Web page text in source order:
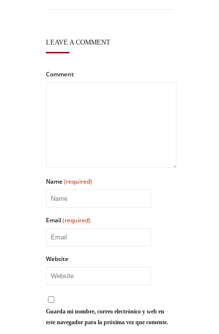
LEAVE A COMMENT
Comment
Name(required)
Email(required)
Website
Guarda mi nombre, correo electrónico y web en
este navegador para la próxima vez que comente.